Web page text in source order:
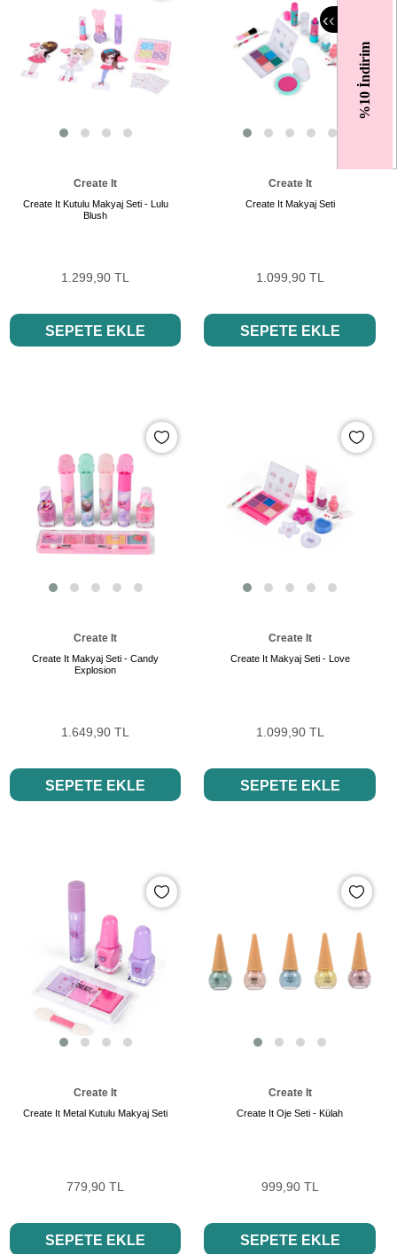
%10 İndirim
‹‹
Create It
Create It Kutulu Makyaj Seti - Lulu
Blush
1.299,90 TL
SEPETE EKLE
Create It
Create It Makyaj Seti
1.099,90 TL
SEPETE EKLE
Create It
Create It Makyaj Seti - Candy
Explosion
1.649,90 TL
SEPETE EKLE
Create It
Create It Makyaj Seti - Love
1.099,90 TL
SEPETE EKLE
Create It
Create It Metal Kutulu Makyaj Seti
779,90 TL
SEPETE EKLE
Create It
Create It Oje Seti - Külah
999,90 TL
SEPETE EKLE